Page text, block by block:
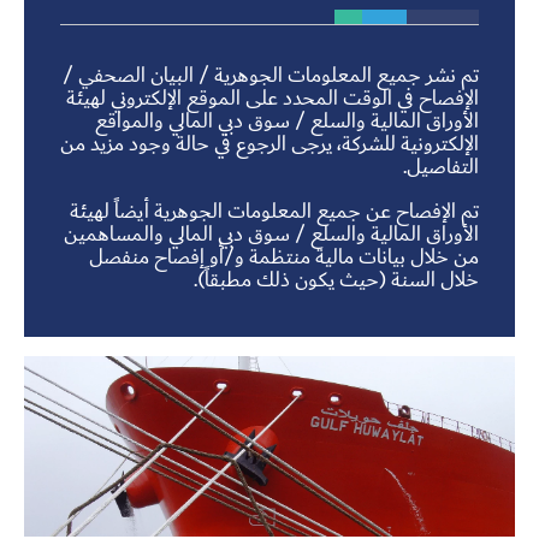
تم نشر جميع المعلومات الجوهرية / البيان الصحفي /
الإفصاح في الوقت المحدد على الموقع الإلكتروني لهيئة
الأوراق المالية والسلع / سوق دبي المالي والمواقع
الإلكترونية للشركة، يرجى الرجوع في حالة وجود مزيد من
التفاصيل.
تم الإفصاح عن جميع المعلومات الجوهرية أيضاً لهيئة
الأوراق المالية والسلع / سوق دبي المالي والمساهمين
من خلال بيانات مالية منتظمة و/أو إفصاح منفصل
خلال السنة (حيث يكون ذلك مطبقاً).